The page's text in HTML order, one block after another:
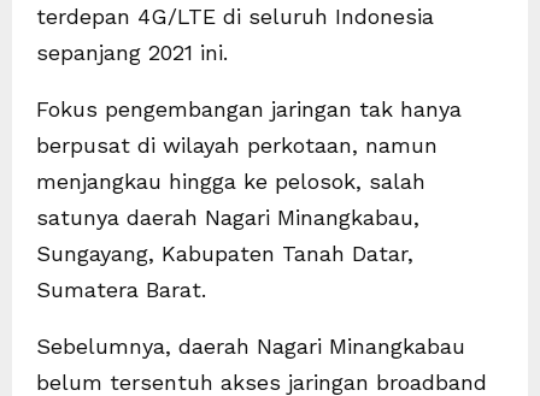
terdepan 4G/LTE di seluruh Indonesia
sepanjang 2021 ini.
Fokus pengembangan jaringan tak hanya
berpusat di wilayah perkotaan, namun
menjangkau hingga ke pelosok, salah
satunya daerah Nagari Minangkabau,
Sungayang, Kabupaten Tanah Datar,
Sumatera Barat.
Sebelumnya, daerah Nagari Minangkabau
belum tersentuh akses jaringan broadband